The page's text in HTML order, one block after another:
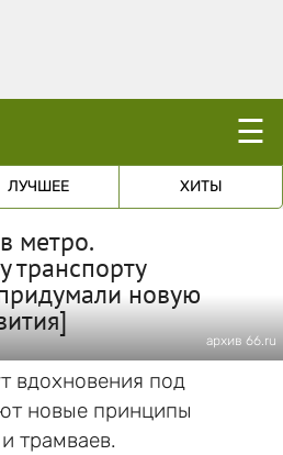
☰
ЛУЧШЕЕ ХИТЫ
метро.
транспорту
новую
архив 66.ru
вдохновения под
новые принципы
трамваев.